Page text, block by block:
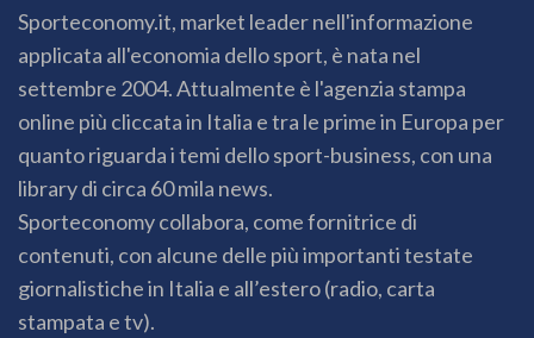
Sporteconomy.it, market leader nell'informazione
applicata all'economia dello sport, è nata nel
settembre 2004. Attualmente è l'agenzia stampa
online più cliccata in Italia e tra le prime in Europa per
quanto riguarda i temi dello sport-business, con una
library di circa 60 mila news.
Sporteconomy collabora, come fornitrice di
contenuti, con alcune delle più importanti testate
giornalistiche in Italia e all’estero (radio, carta
stampata e tv).